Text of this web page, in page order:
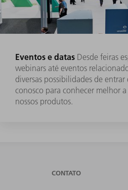
Eventos e datas Desde feiras
webinars até eventos
diversas possibilidades de
conosco para conhecer melhor a
nossos produtos.
CONTATO